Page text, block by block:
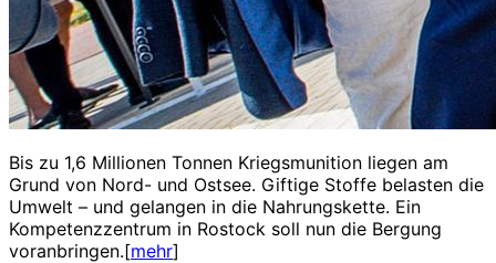
Bis zu 1,6 Millionen Tonnen Kriegsmunition liegen am
Grund von Nord- und Ostsee. Giftige Stoffe belasten die
Umwelt – und gelangen in die Nahrungskette. Ein
Kompetenzzentrum in Rostock soll nun die Bergung
voranbringen.[mehr]